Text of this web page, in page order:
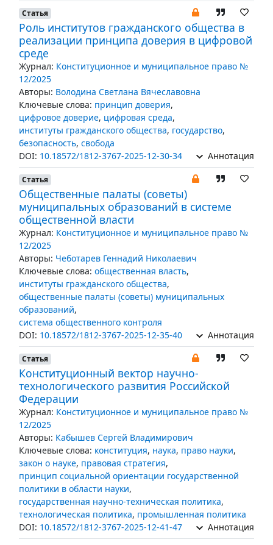
Статья
Роль институтов гражданского общества в
реализации принципа доверия в цифровой
среде
Журнал: Конституционное и муниципальное право №
12/2025
Авторы: Володина Светлана Вячеславовна
Ключевые слова: принцип доверия,
цифровое доверие, цифровая среда,
институты гражданского общества, государство,
безопасность, свобода
DOI: 10.18572/1812-3767-2025-12-30-34 Аннотация
Статья
Общественные палаты (советы)
муниципальных образований в системе
общественной власти
Журнал: Конституционное и муниципальное право №
12/2025
Авторы: Чеботарев Геннадий Николаевич
Ключевые слова: общественная власть,
институты гражданского общества,
общественные палаты (советы) муниципальных
образований,
система общественного контроля
DOI: 10.18572/1812-3767-2025-12-35-40 Аннотация
Статья
Конституционный вектор научно-
технологического развития Российской
Федерации
Журнал: Конституционное и муниципальное право №
12/2025
Авторы: Кабышев Сергей Владимирович
Ключевые слова: конституция, наука, право науки,
закон о науке, правовая стратегия,
принцип социальной ориентации государственной
политики в области науки,
государственная научно-техническая политика,
технологическая политика, промышленная политика
DOI: 10.18572/1812-3767-2025-12-41-47 Аннотация